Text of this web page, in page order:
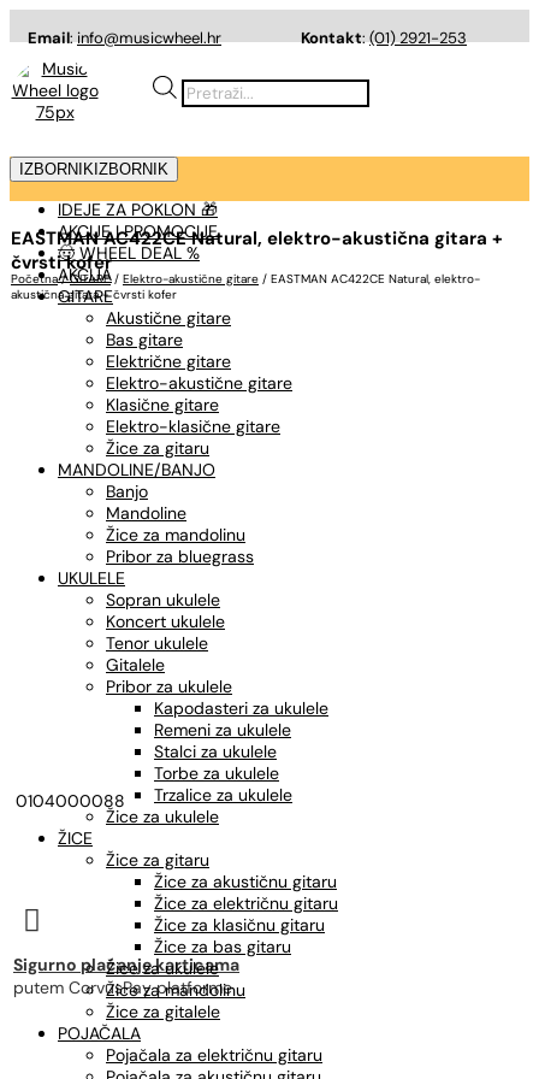
Email:info@musicwheel.hr Kontakt:(01) 2921-253
Products
search
IZBORNIK IZBORNIK
IDEJE ZA POKLON 🎁
AKCIJE I PROMOCIJE
🤠 WHEEL DEAL %
AKCIJA
GITARE
Akustične gitare
Bas gitare
Električne gitare
Elektro-akustične gitare
Klasične gitare
Elektro-klasične gitare
Žice za gitaru
MANDOLINE/BANJO
Banjo
Mandoline
Žice za mandolinu
Pribor za bluegrass
UKULELE
Sopran ukulele
Koncert ukulele
Tenor ukulele
Gitalele
Pribor za ukulele
Kapodasteri za ukulele
Remeni za ukulele
Stalci za ukulele
Torbe za ukulele
Trzalice za ukulele
Žice za ukulele
ŽICE
Žice za gitaru
Žice za akustičnu gitaru
Žice za električnu gitaru
Žice za klasičnu gitaru
Žice za bas gitaru
Žice za ukulele
Žice za mandolinu
Žice za gitalele
POJAČALA
Pojačala za električnu gitaru
EASTMAN AC422CE Natural, elektro-akustična gitara +
čvrsti kofer
Početna/GITARE/ Elektro-akustične gitare / EASTMAN AC422CE Natural, elektro-
akustična gitara + čvrsti kofer
0104000088

Sigurno plaćanje karticama
putem CorvusPay platforme